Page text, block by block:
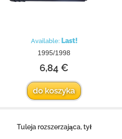
Available: Last!
1995/1998
6,84 €
do koszyka
Tuleja rozszerzająca, tył